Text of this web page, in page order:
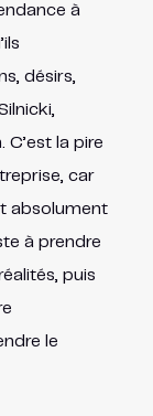
à
désirs,
C’est la pire
car
absolument
à prendre
puis
le